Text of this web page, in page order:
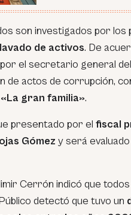
son investigados por
de activos. De
el secretario general
de actos de corrupción,
gran familia».
presentado por el fiscal
Gómez y será
Cerrón indicó que
detectó que tuvo un